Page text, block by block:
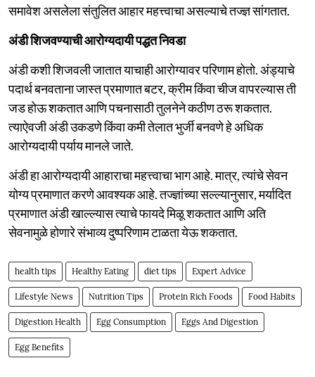
समावेश असलेला संतुलित आहार महत्त्वाचा असल्याचे तज्ज्ञ सांगतात.
अंडी शिजवण्याची आरोग्यदायी पद्धत निवडा
अंडी कशी शिजवली जातात याचाही आरोग्यावर परिणाम होतो. अंड्याचे
पदार्थ बनवताना जास्त प्रमाणात बटर, क्रीम किंवा चीज वापरल्यास ती
जड होऊ शकतात आणि पचनासाठी तुलनेने कठीण ठरू शकतात.
त्याऐवजी अंडी उकडणे किंवा कमी तेलात भुर्जी बनवणे हे अधिक
आरोग्यदायी पर्याय मानले जाते.
अंडी हा आरोग्यदायी आहाराचा महत्त्वाचा भाग आहे. मात्र, त्यांचे सेवन
योग्य प्रमाणात करणे आवश्यक आहे. तज्ज्ञांच्या सल्ल्यानुसार, मर्यादित
प्रमाणात अंडी खाल्ल्यास त्याचे फायदे मिळू शकतात आणि अति
सेवनामुळे होणारे संभाव्य दुष्परिणाम टाळता येऊ शकतात.
health tips Healthy Eating diet tips Expert Advice
Lifestyle News Nutrition Tips Protein Rich Foods Food Habits
Digestion Health Egg Consumption Eggs And Digestion
Egg Benefits